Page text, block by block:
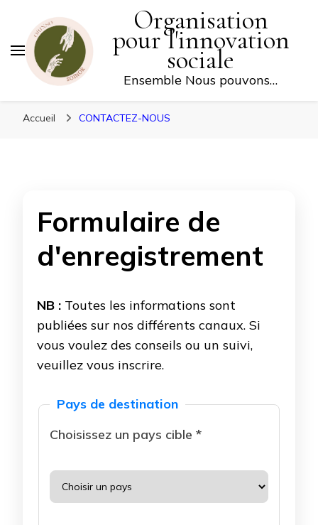
Organisation
pour l'innovation
sociale
Ensemble Nous pouvons…
Accueil CONTACTEZ-NOUS
Formulaire de
d'enregistrement
NB : Toutes les informations sont
publiées sur nos différents canaux. Si
vous voulez des conseils ou un suivi,
veuillez vous inscrire.
Pays de destination
Choisissez un pays cible *
FAITES UN DON